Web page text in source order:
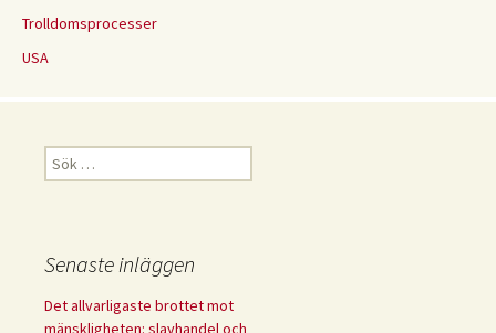
Trolldomsprocesser
USA
Sök
efter:
Senaste inläggen
Det allvarligaste brottet mot
mänskligheten: slavhandel och